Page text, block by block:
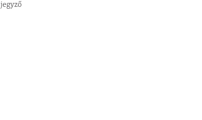
jegyző